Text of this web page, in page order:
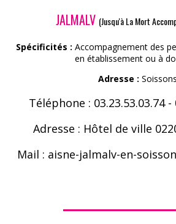
AIDE AUX
ROMPRE LA
JALMALV (Jusqu'à La Mort
Spécificités : Accompagnement des
en établissement ou à
Adresse : Soissons
Téléphone : 03.23.53.03.74 -
Adresse : Hôtel de ville
Mail : aisne-jalmalv-en-